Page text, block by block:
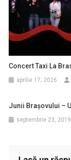
Concert Taxi La
aprilie 17, 2026
Junii Brașovului –
septembrie 23, 2019